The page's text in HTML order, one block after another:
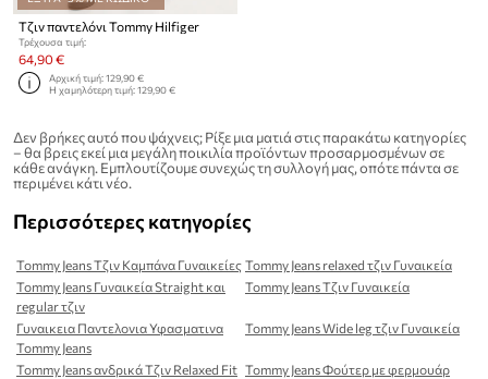
Τζιν παντελόνι Tommy Hilfiger
Τρέχουσα τιμή:
64,90 €
Αρχική τιμή:129,90 €
Η χαμηλότερη τιμή:129,90 €
Δεν βρήκες αυτό που ψάχνεις; Ρίξε μια ματιά στις παρακάτω κατηγορίες
– θα βρεις εκεί μια μεγάλη ποικιλία προϊόντων προσαρμοσμένων σε
κάθε ανάγκη. Εμπλουτίζουμε συνεχώς τη συλλογή μας, οπότε πάντα σε
περιμένει κάτι νέο.
Περισσότερες κατηγορίες
Tommy Jeans Τζιν Καμπάνα Γυναικείες Tommy Jeans relaxed τζιν Γυναικεία
Tommy Jeans Γυναικεία Straight και
regular τζιν
Tommy Jeans Τζιν Γυναικεία
Γυναικεια Παντελονια Υφασματινα
Tommy Jeans
Tommy Jeans Wide leg τζιν Γυναικεία
Tommy Jeans ανδρικά Τζιν Relaxed Fit Tommy Jeans Φούτερ με φερμουάρ